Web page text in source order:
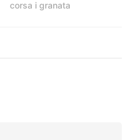
corsa i granata